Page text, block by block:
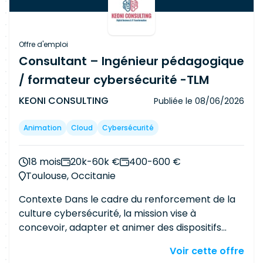
capitalisation de la phase de conception
Plan de validation détaillé - Dossier de
conception et de réalisation du banc de
validation - Rapports de validation pour chaque
plan de validation exécuté - Rapports
d'Anomalies (RA) créés et mis à jour dans l'outil
Synthèse d'avancement des validations à
Offre d'emploi
Consultant – Ingénieur pédagogique
/ formateur cybersécurité -TLM
KEONI CONSULTING Publiée le 08/06/2026
Animation Cloud Cybersécurité
18 mois 20k-60k €
400-600 €
Toulouse, Occitanie
Contexte Dans le cadre du renforcement de la
culture cybersécurité, la mission vise à
concevoir, adapter et animer des dispositifs
L'objectif est de rendre les enjeux cyberVoir cette offre